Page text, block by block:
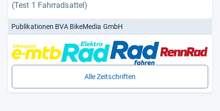
(Test 1 Fahrradsattel)
Publikationen BVA BikeMedia GmbH
Alle Zeitschriften